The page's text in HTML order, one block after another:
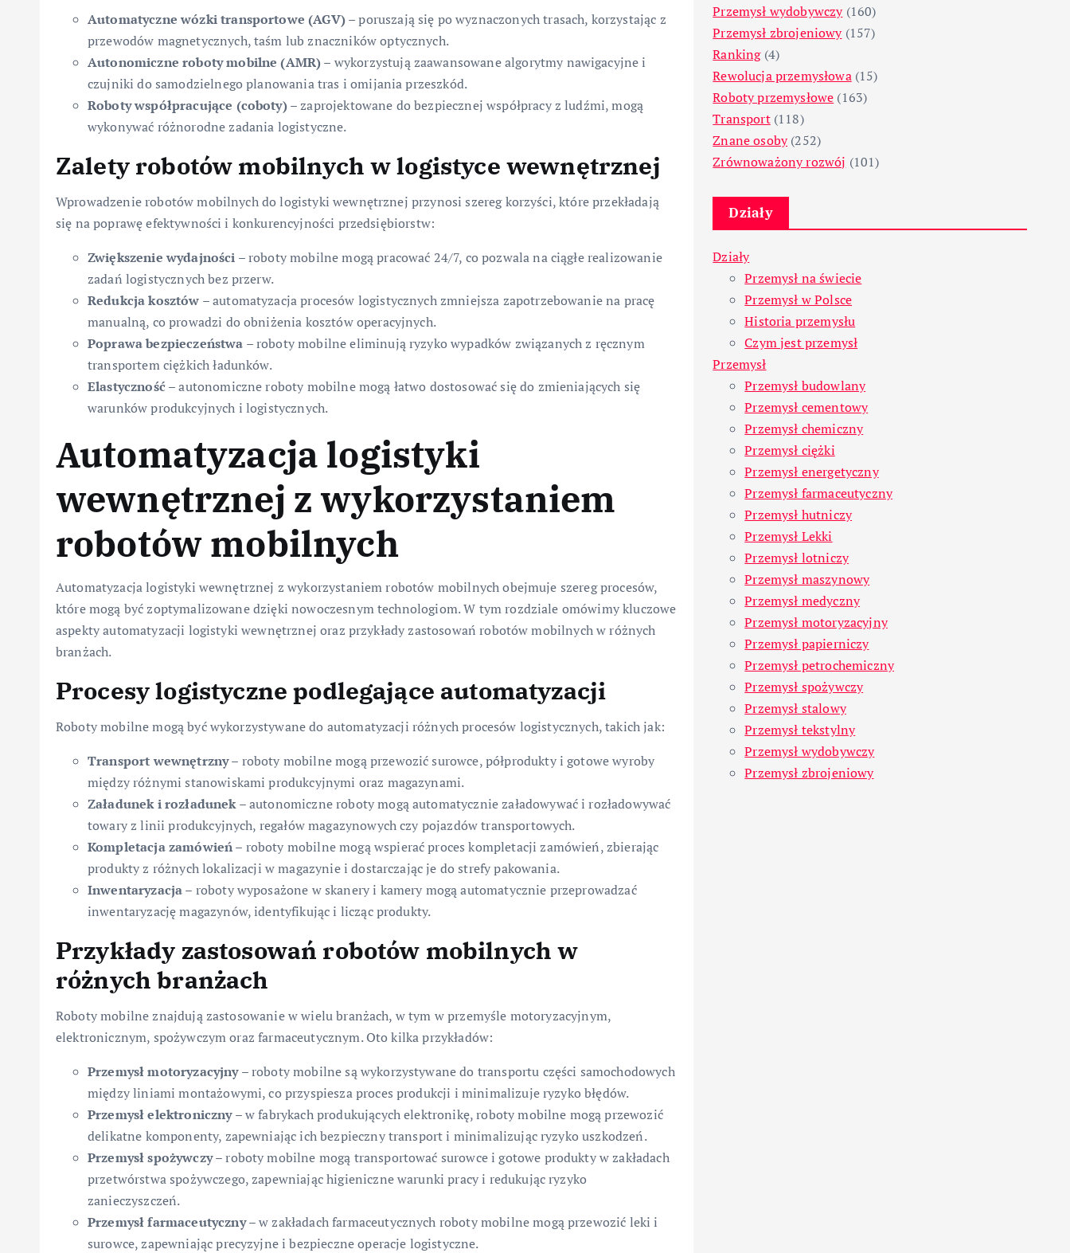
Automatyczne wózki transportowe (AGV)– poruszają się po wyznaczonych trasach, korzystając z
przewodów magnetycznych, taśm lub znaczników optycznych.
Autonomiczne roboty mobilne (AMR)– wykorzystują zaawansowane algorytmy nawigacyjne i
czujniki do samodzielnego planowania tras i omijania przeszkód.
Roboty współpracujące (coboty)– zaprojektowane do bezpiecznej współpracy z ludźmi, mogą
wykonywać różnorodne zadania logistyczne.
Zalety robotów mobilnych w logistyce wewnętrznej
Wprowadzenie robotów mobilnych do logistyki wewnętrznej przynosi szereg korzyści, które przekładają
się na poprawę efektywności i konkurencyjności przedsiębiorstw:
Zwiększenie wydajności – roboty mobilne mogą pracować 24/7, co pozwala na ciągłe realizowanie
zadań logistycznych bez przerw.
Redukcja kosztów – automatyzacja procesów logistycznych zmniejsza zapotrzebowanie na pracę
manualną, co prowadzi do obniżenia kosztów operacyjnych.
Poprawa bezpieczeństwa – roboty mobilne eliminują ryzyko wypadków związanych z ręcznym
transportem ciężkich ładunków.
Elastyczność – autonomiczne roboty mobilne mogą łatwo dostosować się do zmieniających się
warunków produkcyjnych i logistycznych.
Automatyzacja logistyki
wewnętrznej z wykorzystaniem
robotów mobilnych
Automatyzacja logistyki wewnętrznej z wykorzystaniem robotów mobilnych obejmuje szereg procesów,
które mogą być zoptymalizowane dzięki nowoczesnym technologiom. W tym rozdziale omówimy kluczowe
aspekty automatyzacji logistyki wewnętrznej oraz przykłady zastosowań robotów mobilnych w różnych
branżach.
Procesy logistyczne podlegające automatyzacji
Roboty mobilne mogą być wykorzystywane do automatyzacji różnych procesów logistycznych, takich jak:
Transport wewnętrzny– roboty mobilne mogą przewozić surowce, półprodukty i gotowe wyroby
między różnymi stanowiskami produkcyjnymi oraz magazynami.
Załadunek i rozładunek– autonomiczne roboty mogą automatycznie załadowywać i rozładowywać
towary z linii produkcyjnych, regałów magazynowych czy pojazdów transportowych.
Kompletacja zamówień– roboty mobilne mogą wspierać proces kompletacji zamówień, zbierając
produkty z różnych lokalizacji w magazynie i dostarczając je do strefy pakowania.
Inwentaryzacja– roboty wyposażone w skanery i kamery mogą automatycznie przeprowadzać
inwentaryzację magazynów, identyfikując i licząc produkty.
Przykłady zastosowań robotów mobilnych w
różnych branżach
Roboty mobilne znajdują zastosowanie w wielu branżach, w tym w przemyśle motoryzacyjnym,
elektronicznym, spożywczym oraz farmaceutycznym. Oto kilka przykładów:
Przemysł motoryzacyjny– roboty mobilne są wykorzystywane do transportu części samochodowych
między liniami montażowymi, co przyspiesza proces produkcji i minimalizuje ryzyko błędów.
Przemysł elektroniczny– w fabrykach produkujących elektronikę, roboty mobilne mogą przewozić
delikatne komponenty, zapewniając ich bezpieczny transport i minimalizując ryzyko uszkodzeń.
Przemysł spożywczy– roboty mobilne mogą transportować surowce i gotowe produkty w zakładach
przetwórstwa spożywczego, zapewniając higieniczne warunki pracy i redukując ryzyko
zanieczyszczeń.
Przemysł farmaceutyczny– w zakładach farmaceutycznych roboty mobilne mogą przewozić leki i
surowce, zapewniając precyzyjne i bezpieczne operacje logistyczne.
Przemysł wydobywczy(160)
Przemysł zbrojeniowy(157)
Ranking(4)
Rewolucja przemysłowa(15)
Roboty przemysłowe (163)
Transport(118)
Znane osoby(252)
Zrównoważony rozwój (101)
Działy
Działy
Przemysł na świecie
Przemysł w Polsce
Historia przemysłu
Czym jest przemysł
Przemysł
Przemysł budowlany
Przemysł cementowy
Przemysł chemiczny
Przemysł ciężki
Przemysł energetyczny
Przemysł farmaceutyczny
Przemysł hutniczy
Przemysł Lekki
Przemysł lotniczy
Przemysł maszynowy
Przemysł medyczny
Przemysł motoryzacyjny
Przemysł papierniczy
Przemysł petrochemiczny
Przemysł spożywczy
Przemysł stalowy
Przemysł tekstylny
Przemysł wydobywczy
Przemysł zbrojeniowy